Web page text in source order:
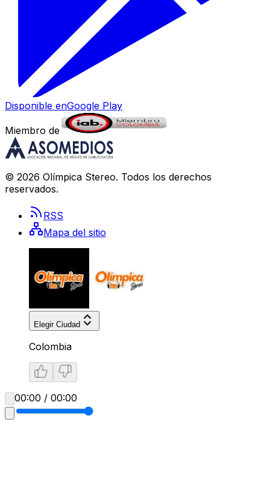
Disponible enGoogle Play
Miembro de
© 2026 Olímpica Stereo. Todos los derechos
reservados.
RSS
Mapa del sitio
Elegir Ciudad
Colombia
00:00 / 00:00